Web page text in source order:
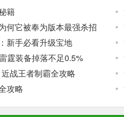
籍
何它被奉为版本最强杀招
新手必看升级宝地
霆装备掉落不足0.5%
战王者制霸全攻略
攻略